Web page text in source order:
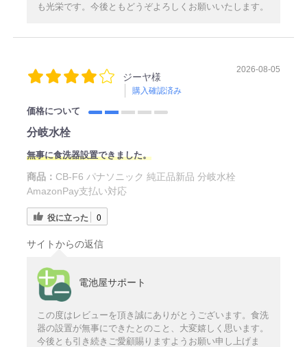
も光栄です。今後ともどうぞよろしくお願いいたします。
ジーヤ様
購入確認済み
2026-08-05
価格について
分岐水栓
無事に食洗器設置できました。
商品： CB-F6 パナソニック 純正品新品 分岐水栓
AmazonPay支払い対応
役に立った 0
サイトからの返信
電池屋サポート
この度はレビューを頂き誠にありがとうございます。食洗
器の設置が無事にできたとのこと、大変嬉しく思います。
今後とも引き続きご愛顧賜りますようお願い申し上げま